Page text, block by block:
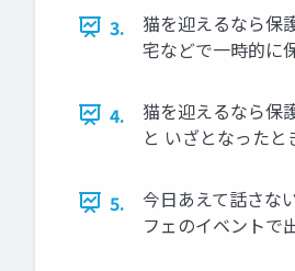
3.
猫を迎えるなら保
宅などで一時的に
4.
猫を迎えるなら保
と いざとなった
5.
今日あえて話さな
フェのイベントで